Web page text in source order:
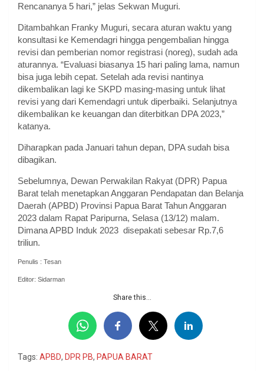
Rencananya 5 hari,” jelas Sekwan Muguri.
Ditambahkan Franky Muguri, secara aturan waktu yang
konsultasi ke Kemendagri hingga pengembalian hingga
revisi dan pemberian nomor registrasi (noreg), sudah ada
aturannya. “Evaluasi biasanya 15 hari paling lama, namun
bisa juga lebih cepat. Setelah ada revisi nantinya
dikembalikan lagi ke SKPD masing-masing untuk lihat
revisi yang dari Kemendagri untuk diperbaiki. Selanjutnya
dikembalikan ke keuangan dan diterbitkan DPA 2023,”
katanya.
Diharapkan pada Januari tahun depan, DPA sudah bisa
dibagikan.
Sebelumnya, Dewan Perwakilan Rakyat (DPR) Papua
Barat telah menetapkan Anggaran Pendapatan dan Belanja
Daerah (APBD) Provinsi Papua Barat Tahun Anggaran
2023 dalam Rapat Paripurna, Selasa (13/12) malam.
Dimana APBD Induk 2023 disepakati sebesar Rp.7,6
triliun.
Penulis : Tesan
Editor: Sidarman
Share this...
Tags: APBD, DPR PB, PAPUA BARAT